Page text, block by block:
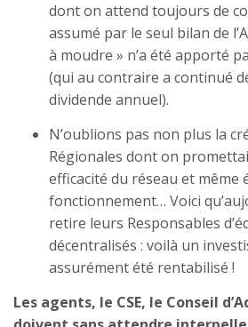
dont on attend toujours de
assumé par le seul bilan de
à moudre » n’a été apporté
(qui au contraire a continué
dividende annuel).
N’oublions pas non plus la
Régionales dont on
efficacité du réseau et même
fonctionnement… Voici
retire leurs Responsables
décentralisés : voilà un
assurément été rentabilisé !
Les agents, le CSE, le Conseil